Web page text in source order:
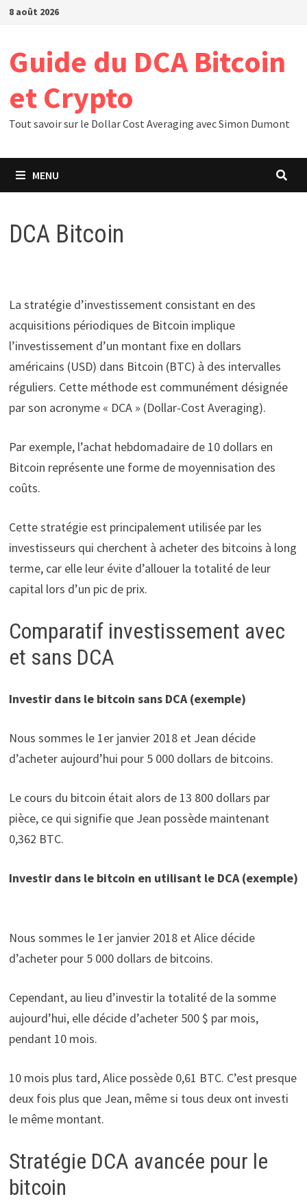
Passer
8 août 2026
Guide du DCA Bitcoin
et Crypto
Tout savoir sur le Dollar Cost Averaging avec Simon Dumont
MENU
DCA Bitcoin
La stratégie d’investissement consistant en des
acquisitions périodiques de Bitcoin implique
l’investissement d’un montant fixe en dollars
américains (USD) dans Bitcoin (BTC) à des intervalles
réguliers. Cette méthode est communément désignée
par son acronyme « DCA » (Dollar-Cost Averaging).
Par exemple, l’achat hebdomadaire de 10 dollars en
Bitcoin représente une forme de moyennisation des
coûts.
Cette stratégie est principalement utilisée par les
investisseurs qui cherchent à acheter des bitcoins à long
terme, car elle leur évite d’allouer la totalité de leur
capital lors d’un pic de prix.
Comparatif investissement avec
et sans DCA
Investir dans le bitcoin sans DCA (exemple)
Nous sommes le 1er janvier 2018 et Jean décide
d’acheter aujourd’hui pour 5 000 dollars de bitcoins.
Le cours du bitcoin était alors de 13 800 dollars par
pièce, ce qui signifie que Jean possède maintenant
0,362 BTC.
Investir dans le bitcoin en utilisant le DCA (exemple)
Nous sommes le 1er janvier 2018 et Alice décide
d’acheter pour 5 000 dollars de bitcoins.
Cependant, au lieu d’investir la totalité de la somme
aujourd’hui, elle décide d’acheter 500 $ par mois,
pendant 10 mois.
10 mois plus tard, Alice possède 0,61 BTC. C’est presque
deux fois plus que Jean, même si tous deux ont investi
le même montant.
Stratégie DCA avancée pour le
bitcoin